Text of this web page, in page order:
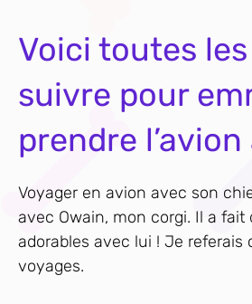
Voici toutes
suivre pour
prendre
Voyager en avion avec son
avec Owain, mon corgi. Il a
adorables avec lui ! Je referais
voyages.